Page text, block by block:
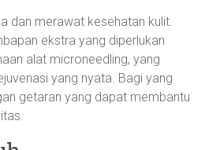
dan merawat kesehatan kulit.
ekstra yang diperlukan
alat microneedling, yang
yang nyata. Bagi yang
getaran yang dapat membantu